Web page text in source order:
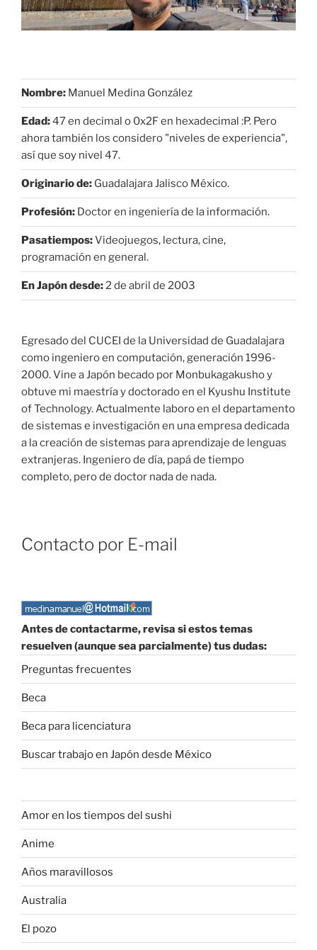
Nombre: Manuel Medina González
Edad:47 en decimal o 0x2F en hexadecimal :P. Pero
ahora también los considero "niveles de experiencia",
así que soy nivel 47.
Originario de: Guadalajara Jalisco México.
Profesión: Doctor en ingeniería de la información.
Pasatiempos:Videojuegos, lectura, cine,
programación en general.
En Japón desde:2 de abril de 2003
Egresado del CUCEI de la Universidad de Guadalajara
como ingeniero en computación, generación 1996-
2000. Vine a Japón becado por Monbukagakusho y
obtuve mi maestría y doctorado en el Kyushu Institute
of Technology. Actualmente laboro en el departamento
de sistemas e investigación en una empresa dedicada
a la creación de sistemas para aprendizaje de lenguas
extranjeras. Ingeniero de día, papá de tiempo
completo, pero de doctor nada de nada.
Contacto por E-mail
Antes de contactarme, revisa si estos temas
resuelven (aunque sea parcialmente) tus dudas:
Preguntas frecuentes
Beca
Beca para licenciatura
Buscar trabajo en Japón desde México
Amor en los tiempos del sushi
Anime
Años maravillosos
Australia
El pozo